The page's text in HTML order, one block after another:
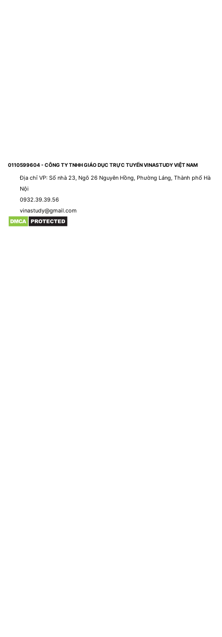
0110599604 - CÔNG TY TNHH GIÁO DỤC TRỰC TUYẾN VINASTUDY VIỆT NAM
Địa chỉ VP: Số nhà 23, Ngõ 26 Nguyên Hồng, Phường Láng, Thành phố Hà
Nội
0932.39.39.56
vinastudy@gmail.com